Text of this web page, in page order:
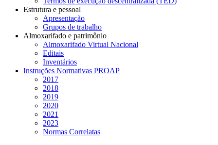
Estrutura e pessoal
Apresentação
Grupos de trabalho
Almoxarifado e patrimônio
Almoxarifado Virtual Nacional
Editais
Inventários
Instruções Normativas PROAP
2017
2018
2019
2020
2021
2023
Normas Correlatas